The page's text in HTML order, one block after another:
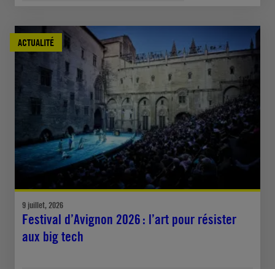
ACTUALITÉ
9 juillet, 2026
Festival d’Avignon 2026 : l’art pour résister
aux big tech